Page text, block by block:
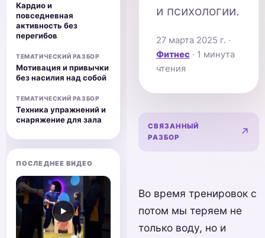
и психологии.
27 марта 2025 г. ·
Фитнес· 1 минута
чтения
СВЯЗАННЫЙ
РАЗБОР
↗
Во время тренировок с
потом мы теряем не
только воду, но и
Кардио и
повседневная
активность без
перегибов
ТЕМАТИЧЕСКИЙ РАЗБОР
Мотивация и привычки
без насилия над собой
ТЕМАТИЧЕСКИЙ РАЗБОР
Техника упражнений и
снаряжение для зала
ПОСЛЕДНЕЕ ВИДЕО
▶